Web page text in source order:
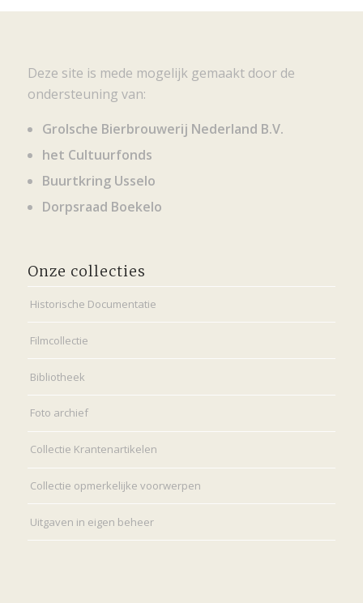
Deze site is mede mogelijk gemaakt door de
ondersteuning van:
Grolsche Bierbrouwerij Nederland B.V.
het Cultuurfonds
Buurtkring Usselo
Dorpsraad Boekelo
Onze collecties
Historische Documentatie
Filmcollectie
Bibliotheek
Foto archief
Collectie Krantenartikelen
Collectie opmerkelijke voorwerpen
Uitgaven in eigen beheer